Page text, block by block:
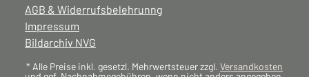
AGB & Widerrufsbelehrunng
Impressum
Bildarchiv NVG
* Alle Preise inkl. gesetzl. Mehrwertsteuer zzgl. Versandkosten